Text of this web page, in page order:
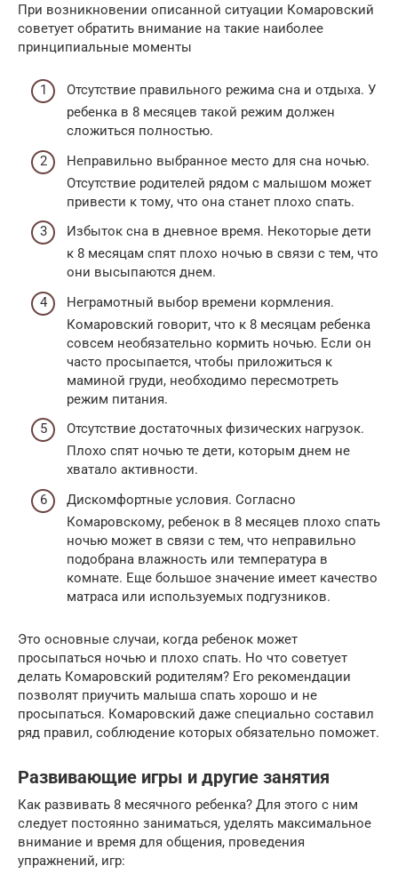
При возникновении описанной ситуации Комаровский
советует обратить внимание на такие наиболее
принципиальные моменты
Отсутствие правильного режима сна и отдыха. У
ребенка в 8 месяцев такой режим должен
сложиться полностью.
Неправильно выбранное место для сна ночью.
Отсутствие родителей рядом с малышом может
привести к тому, что она станет плохо спать.
Избыток сна в дневное время. Некоторые дети
к 8 месяцам спят плохо ночью в связи с тем, что
они высыпаются днем.
Неграмотный выбор времени кормления.
Комаровский говорит, что к 8 месяцам ребенка
совсем необязательно кормить ночью. Если он
часто просыпается, чтобы приложиться к
маминой груди, необходимо пересмотреть
режим питания.
Отсутствие достаточных физических нагрузок.
Плохо спят ночью те дети, которым днем не
хватало активности.
Дискомфортные условия. Согласно
Комаровскому, ребенок в 8 месяцев плохо спать
ночью может в связи с тем, что неправильно
подобрана влажность или температура в
комнате. Еще большое значение имеет качество
матраса или используемых подгузников.
Это основные случаи, когда ребенок может
просыпаться ночью и плохо спать. Но что советует
делать Комаровский родителям? Его рекомендации
позволят приучить малыша спать хорошо и не
просыпаться. Комаровский даже специально составил
ряд правил, соблюдение которых обязательно поможет.
Развивающие игры и другие занятия
Как развивать 8 месячного ребенка? Для этого с ним
следует постоянно заниматься, уделять максимальное
внимание и время для общения, проведения
упражнений, игр: